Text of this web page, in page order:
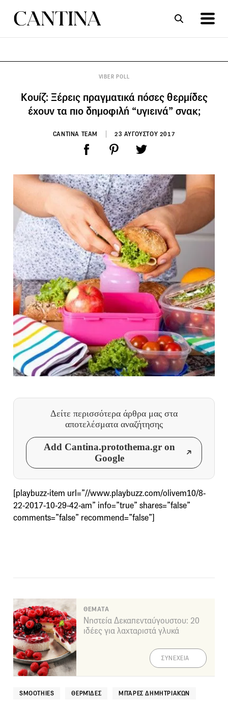
VIBER POLL
Κουίζ: Ξέρεις πραγματικά πόσες θερμίδες
έχουν τα πιο δημοφιλή “υγιεινά” σνακ;
CANTINA TEAM 23 ΑΥΓΟΥΣΤΟΥ 2017
Δείτε περισσότερα άρθρα μας στα
αποτελέσματα αναζήτησης
Add Cantina.protothema.gr on
Google
[playbuzz-item url=”//www.playbuzz.com/olivem10/8-
22-2017-10-29-42-am” info=”true” shares=”false”
comments=”false” recommend=”false”]
ΘΕΜΑΤΑ
Νηστεία Δεκαπενταύγουστου: 20
ιδέες για λαχταριστά γλυκά
ΣΥΝΕΧΕΙΑ
SMOOTHIES ΘΕΡΜΊΔΕΣ ΜΠΆΡΕΣ ΔΗΜΗΤΡΙΑΚΏΝ